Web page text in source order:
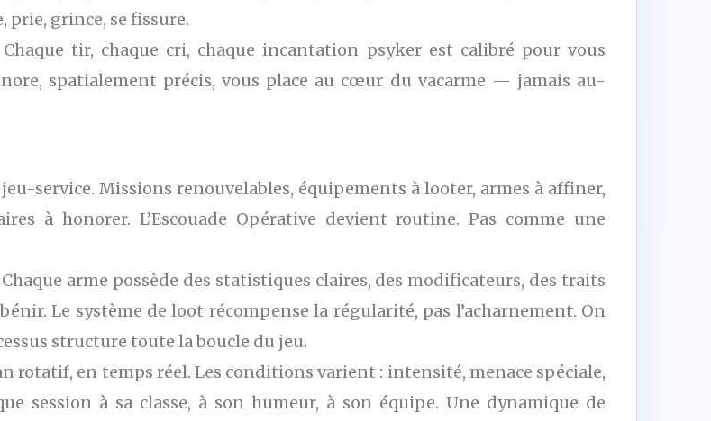
prie, grince, se fissure.
tir, chaque cri, chaque incantation psyker est calibré pour vous
spatialement précis, vous place au cœur du vacarme — jamais au-
service. Missions renouvelables, équipements à looter, armes à affiner,
à honorer. L’Escouade Opérative devient routine. Pas comme une
arme possède des statistiques claires, des modificateurs, des traits
Le système de loot récompense la régularité, pas l’acharnement. On
structure toute la boucle du jeu.
rotatif, en temps réel. Les conditions varient : intensité, menace spéciale,
session à sa classe, à son humeur, à son équipe. Une dynamique de